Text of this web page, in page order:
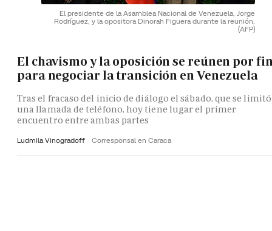
El presidente de la Asamblea Nacional de Venezuela, Jorge
Rodríguez, y la opositora Dinorah Figuera durante la reunión.
(AFP)
El chavismo y la oposición se reúnen por
para negociar la transición en Venezuela
Tras el fracaso del inicio de diálogo el sábado, que se
una llamada de teléfono, hoy tiene lugar el primer
encuentro entre ambas partes
Ludmila Vinogradoff Corresponsal en Caraca